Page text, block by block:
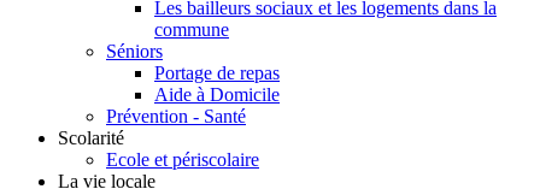
Les bailleurs sociaux et les logements dans la
commune
Séniors
Portage de repas
Aide à Domicile
Prévention - Santé
Scolarité
Ecole et périscolaire
La vie locale